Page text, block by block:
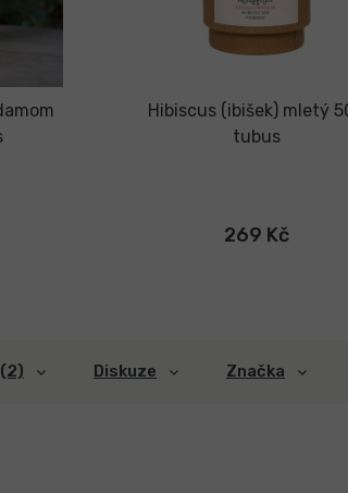
Hibiscus (ibišek) mletý
tubus
269 Kč
Diskuze Značka